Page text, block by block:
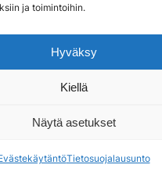
ja toimintoihin.
Hyväksy
Kiellä
Näytä asetukset
Tietosuojalausunto